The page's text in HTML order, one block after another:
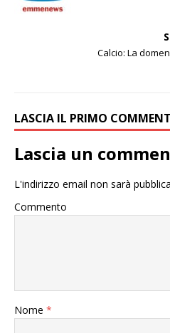
Calcio: La
LASCIA IL PRIMO
Lascia un
L'indirizzo email non sarà
Commento
Nome *